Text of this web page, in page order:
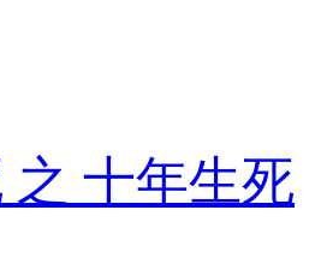
之 十年生死